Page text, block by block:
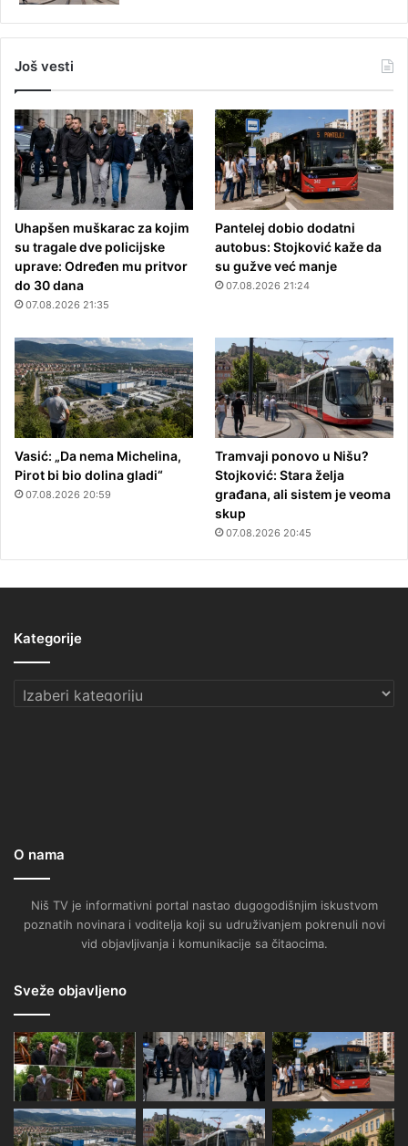
Još vesti
Uhapšen muškarac za kojim
su tragale dve policijske
uprave: Određen mu pritvor
do 30 dana
07.08.2026 21:35
Pantelej dobio dodatni
autobus: Stojković kaže da
su gužve već manje
07.08.2026 21:24
Vasić: „Da nema Michelina,
Pirot bi bio dolina gladi“
07.08.2026 20:59
Tramvaji ponovo u Nišu?
Stojković: Stara želja
građana, ali sistem je veoma
skup
07.08.2026 20:45
Kategorije
Kategorije
O nama
Niš TV je informativni portal nastao dugogodišnjim iskustvom
poznatih novinara i voditelja koji su udruživanjem pokrenuli novi
vid objavljivanja i komunikacije sa čitaocima.
Sveže objavljeno